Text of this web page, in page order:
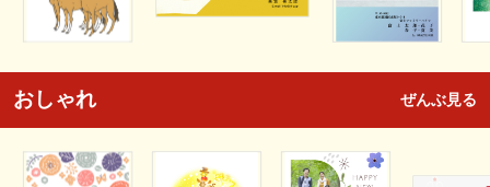
おしゃれ ぜんぶ見る